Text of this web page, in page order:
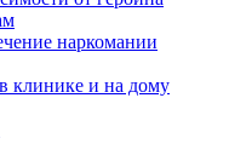
наркомании
клинике и на дому